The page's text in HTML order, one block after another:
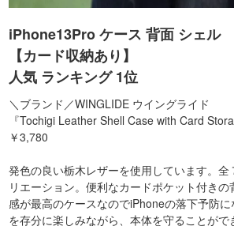
iPhone13Pro ケース 背面 シェル
【カード収納あり】
人気 ランキング 1位
＼ブランド／WINGLIDE ウイングライド
『Tochigi Leather Shell Case with Card
￥3,780
発色の良い栃木レザーを使用しています。
リエーション。便利なカードポケット付き
感が最高のケースなのでiPhoneの落下予防
を存分に楽しみながら、本体を守ることがで